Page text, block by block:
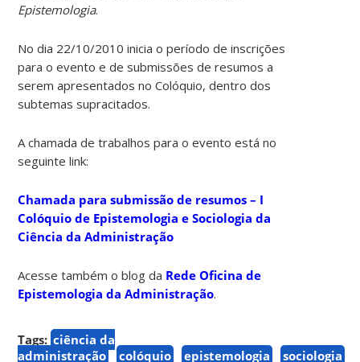
Epistemologia.
No dia 22/10/2010 inicia o período de inscrições
para o evento e de submissões de resumos a
serem apresentados no Colóquio, dentro dos
subtemas supracitados.
A chamada de trabalhos para o evento está no
seguinte link:
Chamada para submissão de resumos – I
Colóquio de Epistemologia e Sociologia da
Ciência da Administração
Acesse também o blog da Rede Oficina de
Epistemologia da Administração.
Tags: ciência da
administração
colóquio epistemologia sociologia